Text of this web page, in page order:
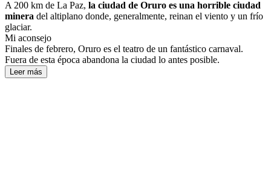
A 200 km de La Paz, la ciudad de Oruro es una horrible ciudad
minera del altiplano donde, generalmente, reinan el viento y un frío
glaciar.
Mi aconsejo
Finales de febrero, Oruro es el teatro de un fantástico carnaval.
Fuera de esta época abandona la ciudad lo antes posible.
Leer más